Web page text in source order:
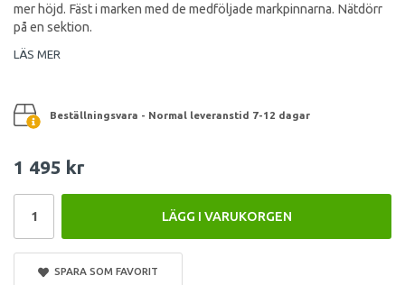
mer höjd. Fäst i marken med de medföljade markpinnarna. Nätdörr
på en sektion.
LÄS MER
Beställningsvara - Normal leveranstid 7-12 dagar
1 495 kr
LÄGG I VARUKORGEN
SPARA SOM FAVORIT